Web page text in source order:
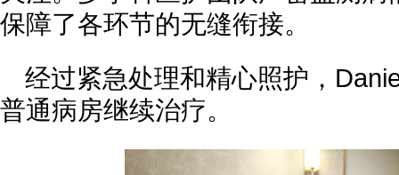
保障了各环节的无缝衔接。
经过紧急处理和精心照护，
普通病房继续治疗。